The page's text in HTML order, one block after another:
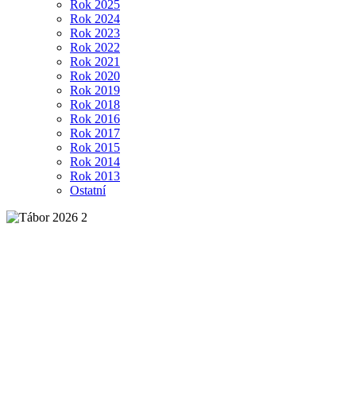
Rok 2025
Rok 2024
Rok 2023
Rok 2022
Rok 2021
Rok 2020
Rok 2019
Rok 2018
Rok 2016
Rok 2017
Rok 2015
Rok 2014
Rok 2013
Ostatní